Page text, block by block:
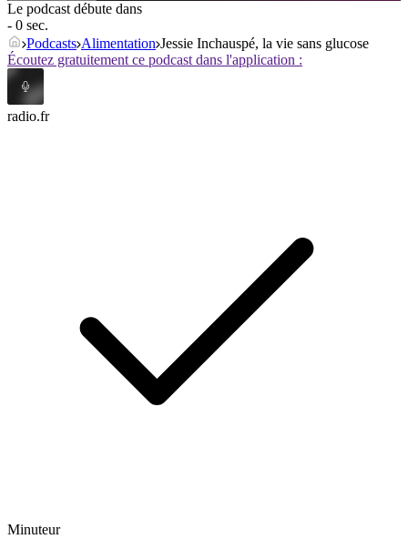
Le podcast débute dans
- 0 sec.
Podcasts Alimentation Jessie Inchauspé, la vie sans glucose
Écoutez gratuitement ce podcast dans l'application :
radio.fr
Minuteur